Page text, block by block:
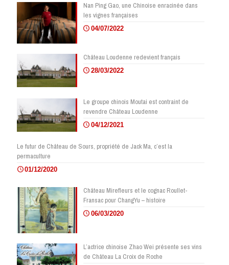
Nan Ping Gao, une Chinoise enracinée dans
les vignes françaises
04/07/2022
Château Loudenne redevient français
28/03/2022
Le groupe chinois Moutai est contraint de
revendre Château Loudenne
04/12/2021
Le futur de Château de Sours, propriété de Jack Ma, c’est la
permaculture
01/12/2020
Château Mirefleurs et le cognac Roullet-
Fransac pour ChangYu – histoire
06/03/2020
L’actrice chinoise Zhao Wei présente ses vins
de Château La Croix de Roche